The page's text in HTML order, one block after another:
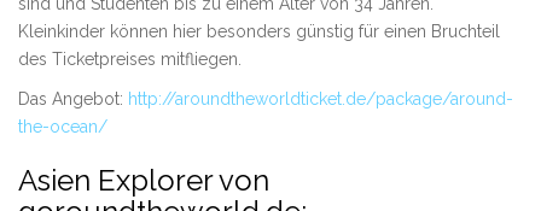
Kleinkinder können hier besonders günstig für einen Bruchteil
des Ticketpreises mitfliegen.
Das Angebot: http://aroundtheworldticket.de/package/around-
the-ocean/
Asien Explorer von